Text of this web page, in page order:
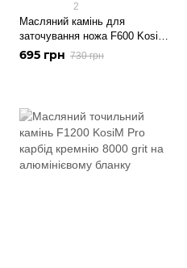
2
Масляний камінь для
заточування ножа F600 KosiM
Pro карбід кремнію 2000 grit
695 грн 730 грн